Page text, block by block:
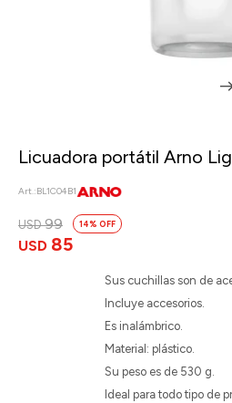
Licuadora portátil Arno
BL1C04B1
USD 85
USD 99 14
Sus cuchillas son de
Incluye accesorios.
Es inalámbrico.
Material: plástico.
Su peso es de 530 g.
Ideal para todo tipo de